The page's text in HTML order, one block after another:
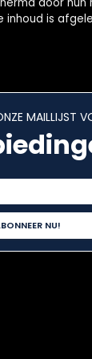
is
MAILLIJST